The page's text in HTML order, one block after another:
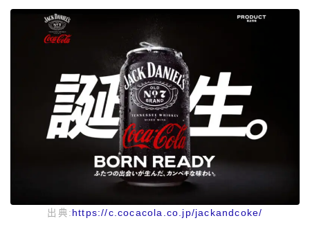
出典: https://c.cocacola.co.jp/jackandcoke/